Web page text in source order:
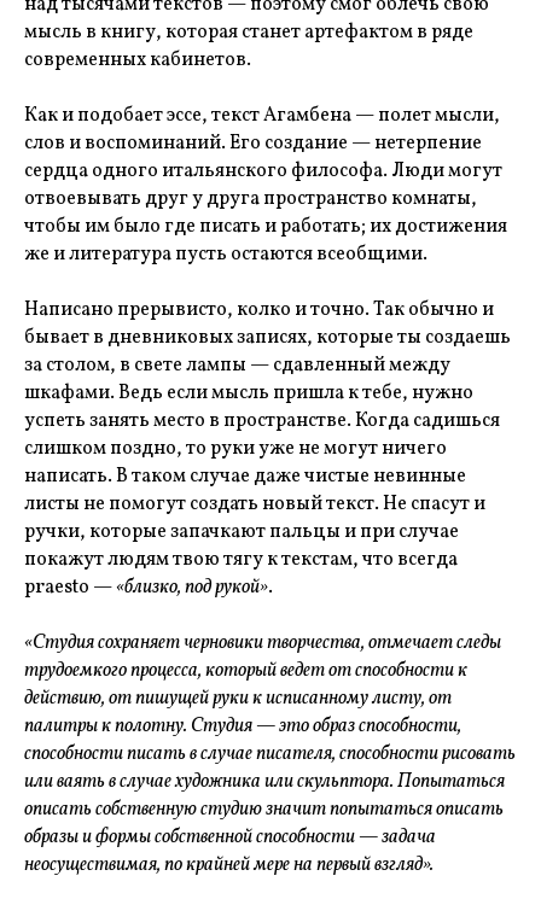
мысль в книгу, которая станет артефактом в ряде
современных кабинетов.
Как и подобает эссе, текст Агамбена — полет мысли,
слов и воспоминаний. Его создание — нетерпение
сердца одного итальянского философа. Люди могут
отвоевывать друг у друга пространство комнаты,
чтобы им было где писать и работать; их достижения
же и литература пусть остаются всеобщими.
Написано прерывисто, колко и точно. Так обычно и
бывает в дневниковых записях, которые ты создаешь
за столом, в свете лампы — сдавленный между
шкафами. Ведь если мысль пришла к тебе, нужно
успеть занять место в пространстве. Когда садишься
слишком поздно, то руки уже не могут ничего
написать. В таком случае даже чистые невинные
листы не помогут создать новый текст. Не спасут и
ручки, которые запачкают пальцы и при случае
покажут людям твою тягу к текстам, что всегда
рraesto —«близко, под рукой».
«Студия сохраняет черновики творчества, отмечает следы
трудоемкого процесса, который ведет от способности к
действию, от пишущей руки к исписанному листу, от
палитры к полотну. Студия — это образ способности,
способности писать в случае писателя, способности рисовать
или ваять в случае художника или скульптора. Попытаться
описать собственную студию значит попытаться описать
образы и формы собственной способности — задача
неосуществимая, по крайней мере на первый взгляд».